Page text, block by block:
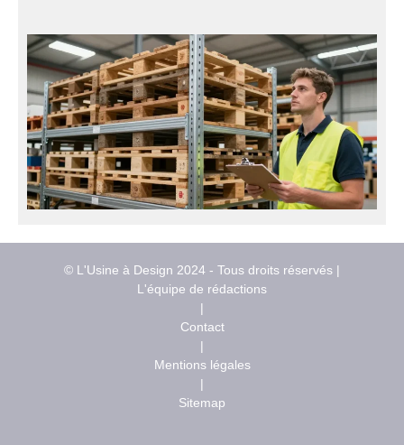
© L'Usine à Design 2024 - Tous droits réservés |
L'équipe de rédactions
|
Contact
|
Mentions légales
|
Sitemap